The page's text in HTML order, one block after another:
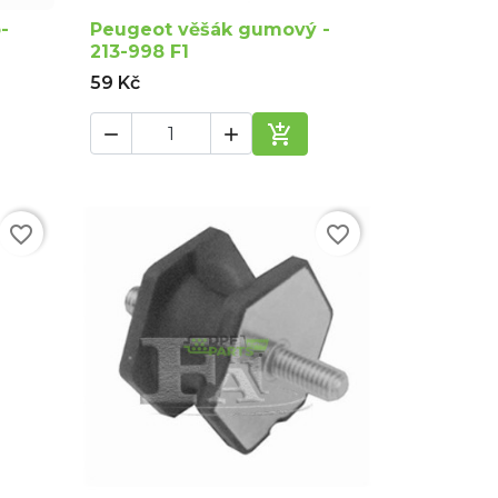
do košíku
Peugeot věšák gumový -
213-998 F1
59 Kč
  
Přidat do košíku
favorite_border favorite_border